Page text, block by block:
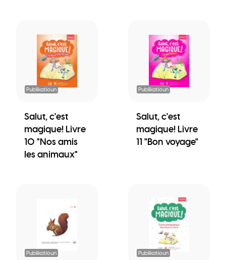
Publikatioun
Salut, c'est
magique! Livre
10 "Nos amis
les animaux"
Publikatioun
Salut, c'est
magique! Livre
11 "Bon voyage"
Publikatioun Publikatioun